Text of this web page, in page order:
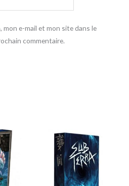
mon e-mail et mon site dans le
commentaire.